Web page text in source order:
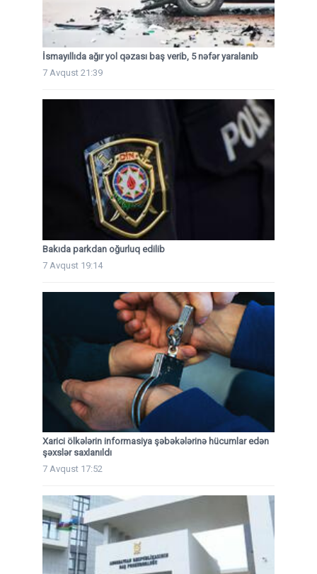
İsmayıllıda ağır yol qəzası baş verib, 5 nəfər yaralanıb
7 Avqust 21:39
Bakıda parkdan oğurluq edilib
7 Avqust 19:14
Xarici ölkələrin informasiya şəbəkələrinə hücumlar edən
şəxslər saxlanıldı
7 Avqust 17:52